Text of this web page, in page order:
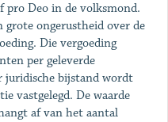
pro Deo in de volksmond.
grote ongerustheid over de
Die vergoeding
per geleverde
juridische bijstand wordt
vastgelegd. De waarde
af van het aantal